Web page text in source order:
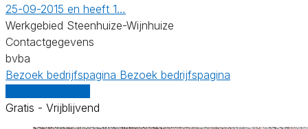
25-09-2015 en heeft 1…
Werkgebied Steenhuize-Wijnhuize
Contactgegevens
bvba
Bezoek bedrijfspagina Bezoek bedrijfspagina
Gratis - Vrijblijvend